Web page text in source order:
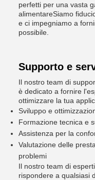
perfetti per una vasta
alimentareSiamo
e ci impegniamo a
possibile.
Supporto e
Il nostro team di
è dedicato a fornire
ottimizzare la tua
Sviluppo e
Formazione tecnica e
Assistenza per la
Valutazione delle
problemi
Il nostro team di
rispondere a qualsiasi